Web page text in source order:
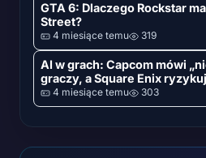
GTA 6: Dlaczego Rockstar
Street?
4 miesiące temu 319
AI w grach: Capcom mówi
graczy, a Square Enix
4 miesiące temu 303